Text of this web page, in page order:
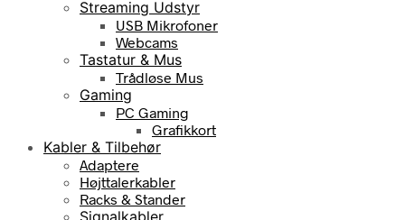
Streaming Udstyr
USB Mikrofoner
Webcams
Tastatur & Mus
Trådløse Mus
Gaming
PC Gaming
Grafikkort
Kabler & Tilbehør
Adaptere
Højttalerkabler
Racks & Stander
Signalkabler